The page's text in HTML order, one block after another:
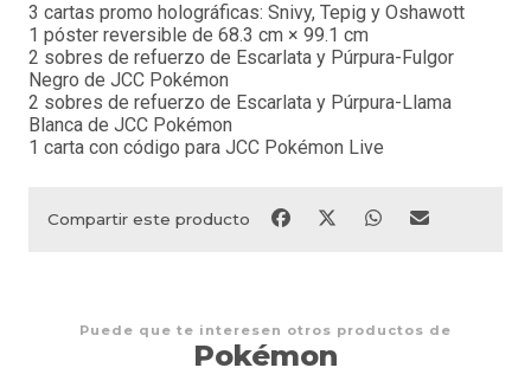
3 cartas promo holográficas: Snivy, Tepig y Oshawott
1 póster reversible de 68.3 cm × 99.1 cm
2 sobres de refuerzo de Escarlata y Púrpura-Fulgor
Negro de JCC Pokémon
2 sobres de refuerzo de Escarlata y Púrpura-Llama
Blanca de JCC Pokémon
1 carta con código para JCC Pokémon Live
Compartir este producto
Puede que te interesen otros productos de
Pokémon